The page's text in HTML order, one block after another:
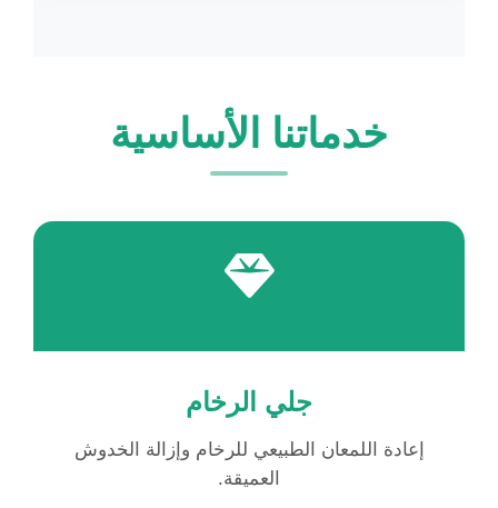
خدماتنا الأساسية
جلي الرخام
إعادة اللمعان الطبيعي للرخام وإزالة الخدوش
العميقة.